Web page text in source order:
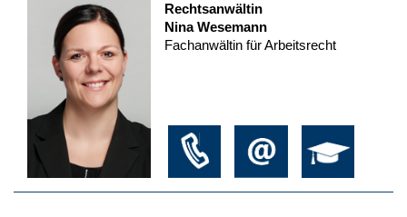
Rechtsanwältin
Nina Wesemann
Fachanwältin für Arbeitsrecht